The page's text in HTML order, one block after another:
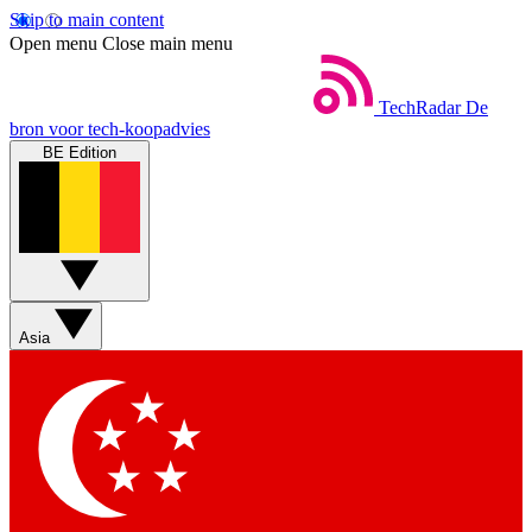
Skip to main content
Open menu Close main menu
TechRadar De
bron voor tech-koopadvies
BE Edition
Asia